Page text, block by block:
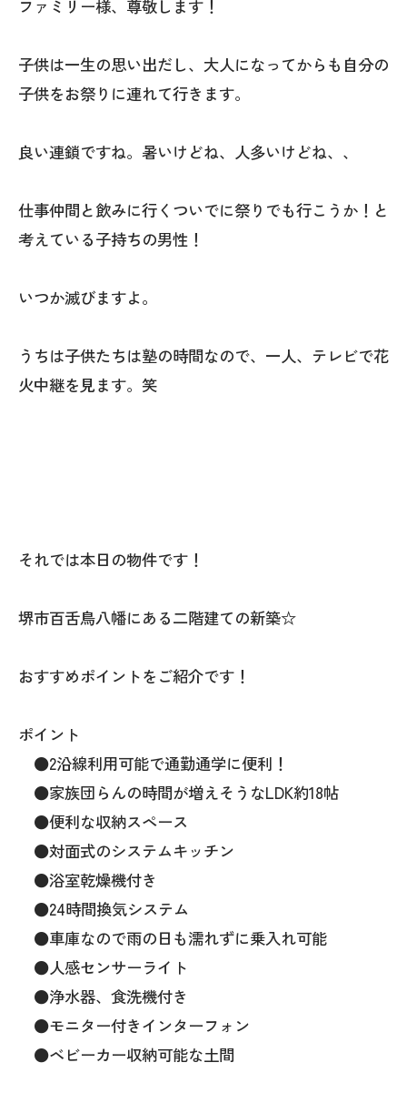
ファミリー様、尊敬します！
子供は一生の思い出だし、大人になってからも自分の
子供をお祭りに連れて行きます。
良い連鎖ですね。暑いけどね、人多いけどね、、
仕事仲間と飲みに行くついでに祭りでも行こうか！と
考えている子持ちの男性！
いつか滅びますよ。
うちは子供たちは塾の時間なので、一人、テレビで花
火中継を見ます。笑
それでは本日の物件です！
堺市百舌鳥八幡にある二階建ての新築☆
おすすめポイントをご紹介です！
ポイント
●2沿線利用可能で通勤通学に便利！
●家族団らんの時間が増えそうなLDK約18帖
●便利な収納スペース
●対面式のシステムキッチン
●浴室乾燥機付き
●24時間換気システム
●車庫なので雨の日も濡れずに乗入れ可能
●人感センサーライト
●浄水器、食洗機付き
●モニター付きインターフォン
●ベビーカー収納可能な土間